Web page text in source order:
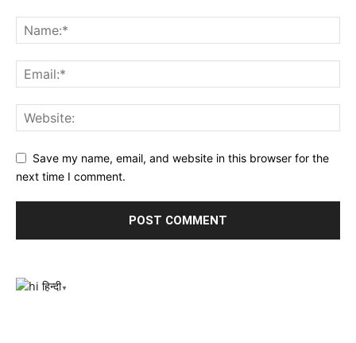
Save my name, email, and website in this browser for the
next time I comment.
हिन्दी▼